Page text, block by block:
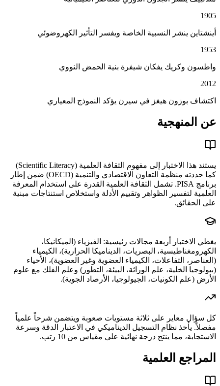
1905
أينشتاين ينشر النسبية الخاصة ويفسر التأثير الكهروضوئي
1953
واطسون وكريك يفكان شيفرة بنية الحمض النووي
2012
اكتشاف بوزون هيغز في سيرن يؤكد النموذج المعياري
عن المنهجية
يستند هذا الاختبار إلى مفهوم الثقافة العلمية (Scientific Literacy)
كما حددته منظمة التعاون الاقتصادي والتنمية (OECD) ضمن إطار
برنامج PISA. تشمل الثقافة العلمية القدرة على استخدام المعرفة
العلمية لتفسير الظواهر وتقييم الأدلة واستخلاص استنتاجات مبنية
على الحقائق.
يغطي الاختبار أربعة مجالات رئيسية: الفيزياء (الميكانيكا،
الكهرومغناطيسية، البصريات، الديناميكا الحرارية)، الكيمياء
(العناصر، التفاعلات، الكيمياء العضوية وغير العضوية)، الأحياء
(بيولوجيا الخلية، علم الوراثة، البيئة، التطور) وعلم الفلك مع علوم
الأرض (علم الكونيات، الجيولوجيا، الأرصاد الجوية).
كل سؤال معاير على ثلاثة مستويات صعوبة ويتضمن شرحاً علمياً
مفصلاً. يأخذ نظام التسجيل الديناميكي في الاعتبار الدقة وسرعة
الاستجابة، مما ينتج درجة نهائية على مقياس من 10 رتب.
المراجع العلمية